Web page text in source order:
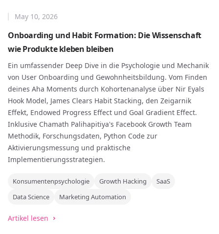
Onboarding und Habit Formation: Die Wissenschaft
wie Produkte kleben bleiben
May 10, 2026
Ein umfassender Deep Dive in die Psychologie und Mechanik
von User Onboarding und Gewohnheitsbildung. Vom Finden
deines Aha Moments durch Kohortenanalyse über Nir Eyals
Hook Model, James Clears Habit Stacking, den Zeigarnik
Effekt, Endowed Progress Effect und Goal Gradient Effect.
Inklusive Chamath Palihapitiya's Facebook Growth Team
Methodik, Forschungsdaten, Python Code zur
Aktivierungsmessung und praktische
Implementierungsstrategien.
Konsumentenpsychologie Growth Hacking
SaaS
Data Science
Marketing Automation
Artikel lesen